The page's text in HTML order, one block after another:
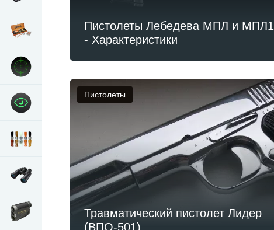
Пистолеты Лебедева МПЛ и МПЛ1
- Характеристики
Травматический пистолет Лидер
(ВПО-501)
Пистолеты